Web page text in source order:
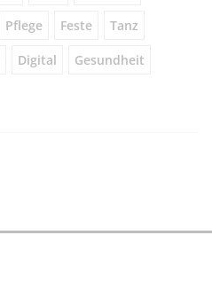
Pflege Feste Tanz
Digital Gesundheit